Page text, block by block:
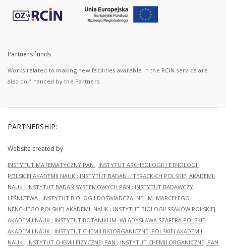
Partners funds
Works related to making new facilities available in the RCIN service are
also co-financed by the Partners.
PARTNERSHIP:
Website created by
INSTYTUT MATEMATYCZNY PAN ; INSTYTUT ARCHEOLOGII I ETNOLOGII
POLSKIEJ AKADEMII NAUK ; INSTYTUT BADAŃ LITERACKICH POLSKIEJ AKADEMII
NAUK ; INSTYTUT BADAŃ SYSTEMOWYCH PAN ; INSTYTUT BADAWCZY
LEŚNICTWA ; INSTYTUT BIOLOGII DOŚWIADCZALNEJ IM. MARCELEGO
NENCKIEGO POLSKIEJ AKADEMII NAUK ; INSTYTUT BIOLOGII SSAKÓW POLSKIEJ
AKADEMII NAUK ; INSTYTUT BOTANIKI IM. WŁADYSŁAWA SZAFERA POLSKIEJ
AKADEMII NAUK ; INSTYTUT CHEMII BIOORGANICZNEJ POLSKIEJ AKADEMII
NAUK ; INSTYTUT CHEMII FIZYCZNEJ PAN ; INSTYTUT CHEMII ORGANICZNEJ PAN